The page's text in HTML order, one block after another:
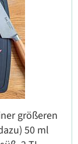
größeren
50 ml